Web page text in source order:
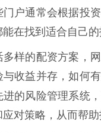
门户通常会根据投
在找到适合自己的
多样的配资方案，
与收益并存，如何
进的风险管理系统，
应对策略，从而帮